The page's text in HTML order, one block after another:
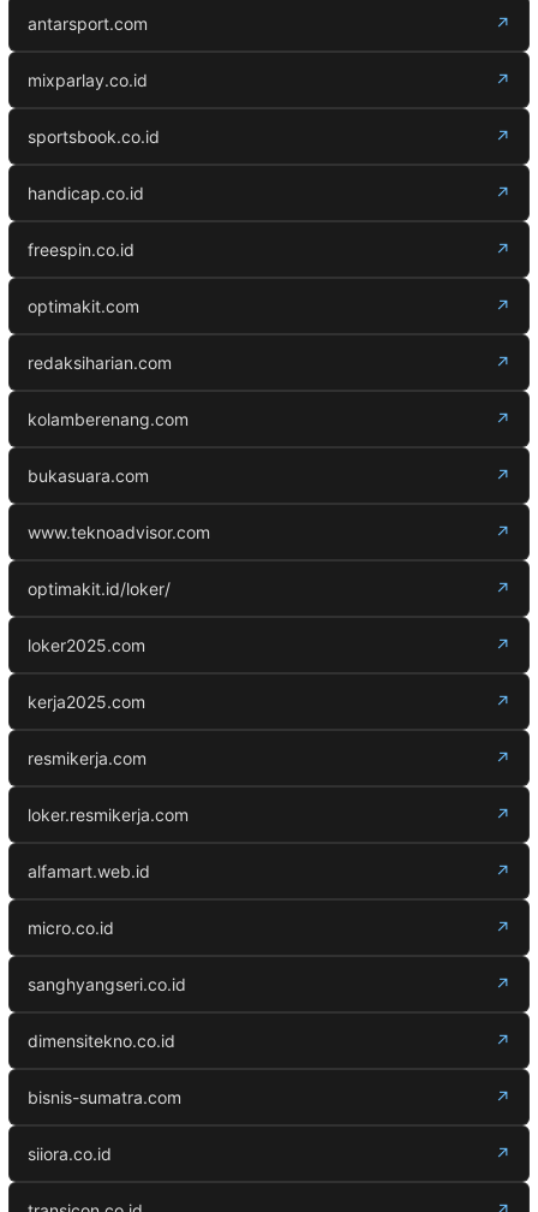
antarsport.com ↗
mixparlay.co.id ↗
sportsbook.co.id ↗
handicap.co.id ↗
freespin.co.id ↗
optimakit.com ↗
redaksiharian.com ↗
kolamberenang.com ↗
bukasuara.com ↗
www.teknoadvisor.com ↗
optimakit.id/loker/ ↗
loker2025.com ↗
kerja2025.com ↗
resmikerja.com ↗
loker.resmikerja.com ↗
alfamart.web.id ↗
micro.co.id ↗
sanghyangseri.co.id ↗
dimensitekno.co.id ↗
bisnis-sumatra.com ↗
siiora.co.id ↗